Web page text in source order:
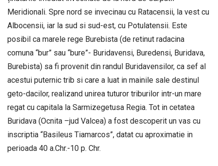
Meridionali. Spre nord se invecinau cu Ratacensii, la vest cu
Albocensii, iar la sud si sud-est, cu Potulatensii. Este
posibil ca marele rege Burebista (de retinut radacina
comuna “bur” sau “bure”- Buridavensi, Buredensi, Buridava,
Burebista) sa fi provenit din randul Buridavensilor, ca sef al
acestui puternic trib si care a luat in mainile sale destinul
geto-dacilor, realizand unirea tuturor triburilor intr-un mare
regat cu capitala la Sarmizegetusa Regia. Tot in cetatea
Buridava (Ocnita –jud Valcea) a fost descoperit un vas cu
inscriptia “Basileus Tiamarcos”, datat cu aproximatie in
perioada 40 a.Chr.-10 p. Chr.